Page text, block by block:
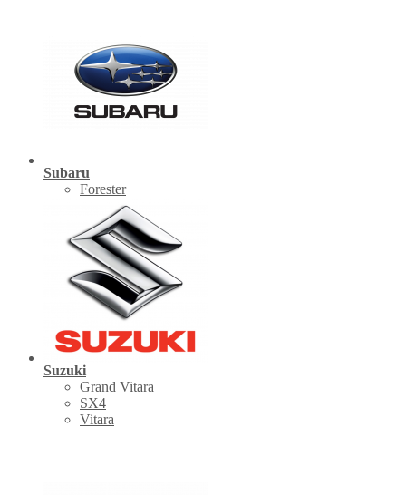
Subaru
Forester
Suzuki
Grand Vitara
SX4
Vitara